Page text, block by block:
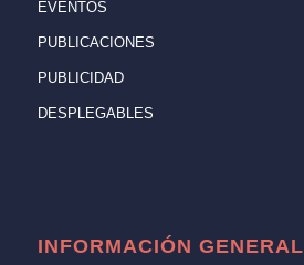
EVENTOS
PUBLICACIONES
PUBLICIDAD
DESPLEGABLES
INFORMACIÓN GENERAL